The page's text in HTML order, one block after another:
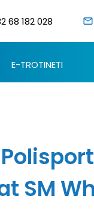
68 182 028
E-TROTINETI
SM